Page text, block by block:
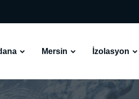
Mersin İzolasyon